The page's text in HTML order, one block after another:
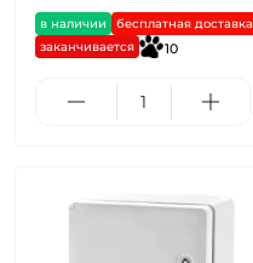
в наличии
бесплатная доставка
заканчивается
10